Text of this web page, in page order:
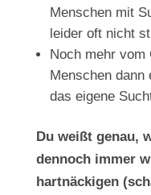
Menschen mit
leider oft nicht
Noch mehr
Menschen dann
das eigene
Du weißt genau,
dennoch immer
hartnäckigen